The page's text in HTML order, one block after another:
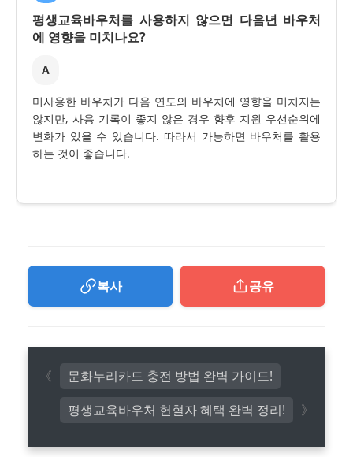
평생교육바우처를 사용하지 않으면 다음년 바우처
에 영향을 미치나요?
A
미사용한 바우처가 다음 연도의 바우처에 영향을 미치지는
않지만, 사용 기록이 좋지 않은 경우 향후 지원 우선순위에
변화가 있을 수 있습니다. 따라서 가능하면 바우처를 활용
하는 것이 좋습니다.
복사 공유
평생교육바우처 헌혈자 혜택 완벽 정리!
문화누리카드 충전 방법 완벽 가이드!